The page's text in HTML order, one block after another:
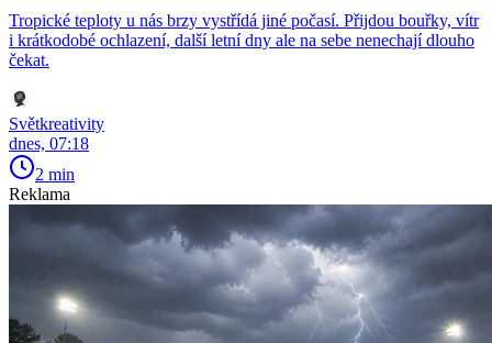
Tropické teploty u nás brzy vystřídá jiné počasí. Přijdou bouřky, vítr
i krátkodobé ochlazení, další letní dny ale na sebe nenechají dlouho
čekat.
Světkreativity
dnes, 07:18
2 min
Reklama